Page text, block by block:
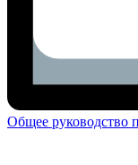
Общее руководство